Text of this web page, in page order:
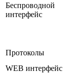
Беспроводной
интерфейс
Протоколы
WEB интерфейс